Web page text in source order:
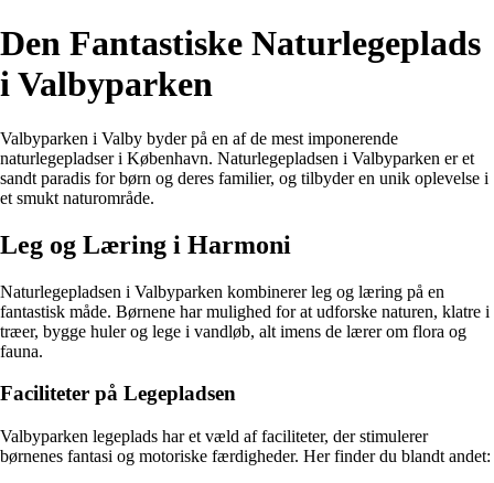
Den Fantastiske Naturlegeplads
i Valbyparken
Valbyparken i Valby byder på en af de mest imponerende
naturlegepladser i København. Naturlegepladsen i Valbyparken er et
sandt paradis for børn og deres familier, og tilbyder en unik oplevelse i
et smukt naturområde.
Leg og Læring i Harmoni
Naturlegepladsen i Valbyparken kombinerer leg og læring på en
fantastisk måde. Børnene har mulighed for at udforske naturen, klatre i
træer, bygge huler og lege i vandløb, alt imens de lærer om flora og
fauna.
Faciliteter på Legepladsen
Valbyparken legeplads har et væld af faciliteter, der stimulerer
børnenes fantasi og motoriske færdigheder. Her finder du blandt andet: